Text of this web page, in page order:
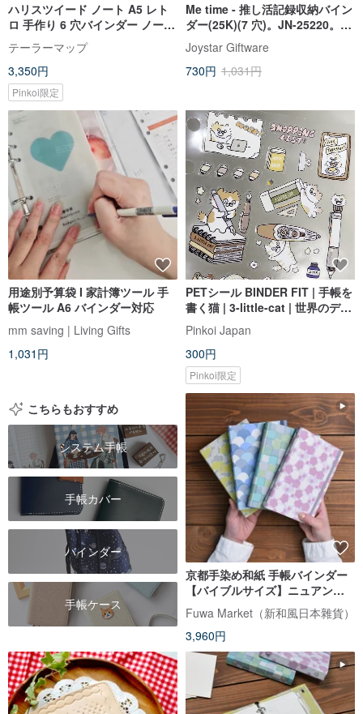
ハリスツイード ノート A5 レト
ロ 手作り 6 穴バインダー ノート
手帳
テーラーマップ
3,350円
Pinkoi限定
Me time - 推し活記録収納バイン
ダー(25K)(7 穴)。JN-25220。推
し活・カードコレクション
Joystar Giftware
730円 1,031円
用途別予算袋 I 家計簿ツール 手
帳ツール A6 バインダー対応
mm saving | Living Gifts
1,031円
PETシール BINDER FIT | 手帳を
書く猫 | 3-little-cat | 世界のデザ
イナーズ PET Sticker
Pinkoi Japan
300円
Pinkoi限定
こちらもおすすめ
システム手帳
手帳カバー
バインダー
手帳ケース
京都手染め和紙 手帳バインダー
【バイブルサイズ】ニュアンス
カラー × 日本の伝統文様 青海
波・梅・市松・銀杏
Fuwa Market（新和風日本雜貨）
3,960円